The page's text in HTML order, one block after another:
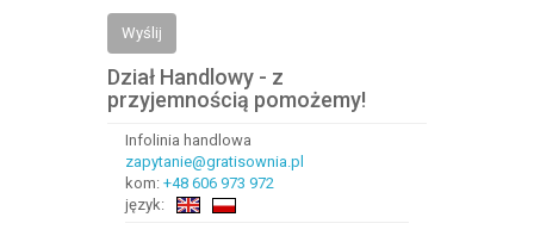
Wyślij
Dział Handlowy - z
przyjemnością pomożemy!
Infolinia handlowa
zapytanie@gratisownia.pl
kom: +48 606 973 972
język: